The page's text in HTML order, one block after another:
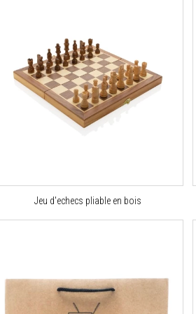
Jeu d'echecs pliable en bois